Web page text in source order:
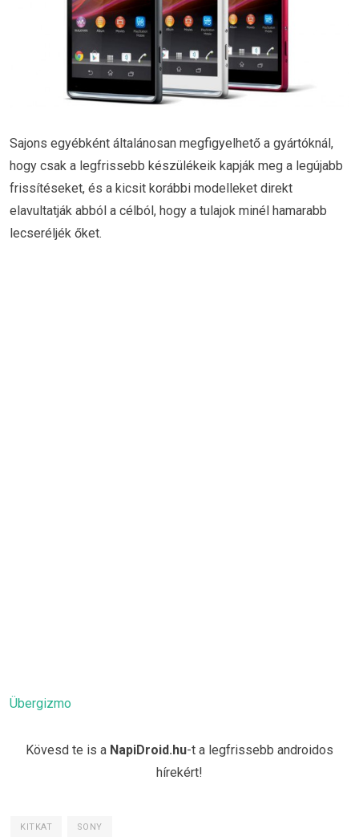
Sajons egyébként általánosan megfigyelhető a gyártóknál,
hogy csak a legfrissebb készülékeik kapják meg a legújabb
frissítéseket, és a kicsit korábbi modelleket direkt
elavultatják abból a célból, hogy a tulajok minél hamarabb
lecseréljék őket.
Übergizmo
Kövesd te is a NapiDroid.hu-t a legfrissebb androidos
hírekért!
KITKAT SONY